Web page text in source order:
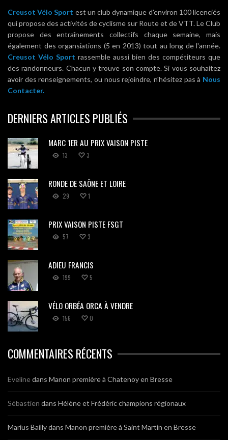
Creusot Vélo Sport est un club dynamique d'environ 100 licenciés
qui propose des activités de cyclisme sur Route et de VTT. Le Club
propose des entraînements collectifs chaque semaine, mais
également des organsiations (5 en 2013) tout au long de l'année.
Creusot Vélo Sport rassemble aussi bien des compétiteurs que
des randonneurs. Chacun y trouve son compte. Si vous souhaitez
avoir des renseignements, ou nous rejoindre, n'hésitez pas à Nous
Contacter.
DERNIERS ARTICLES PUBLIÉS
MARC 1ER AU PRIX VAISON PISTE
13 3
RONDE DE SAÔNE ET LOIRE
29 1
PRIX VAISON PISTE FSGT
57 3
ADIEU FRANCIS
199 5
VÉLO ORBÉA ORCA À VENDRE
156 0
COMMENTAIRES RÉCENTS
Evelinedans Manon première à Chatenoy en Bresse
Sébastien dans Hélène et Frédéric champions régionaux
Marius Baillydans Manon première à Saint Martin en Bresse